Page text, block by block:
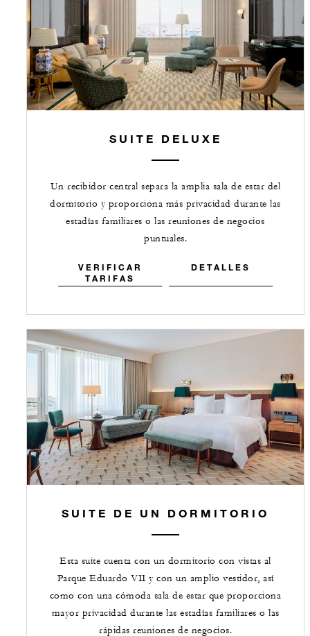
SUITE DELUXE
Un recibidor central separa la amplia sala de estar del
dormitorio y proporciona más privacidad durante las
estadías familiares o las reuniones de negocios
puntuales.
VERIFICAR
TARIFAS
DETALLES
SUITE DE UN DORMITORIO
Esta suite cuenta con un dormitorio con vistas al
Parque Eduardo VII y con un amplio vestidor, así
como con una cómoda sala de estar que proporciona
mayor privacidad durante las estadías familiares o las
rápidas reuniones de negocios.